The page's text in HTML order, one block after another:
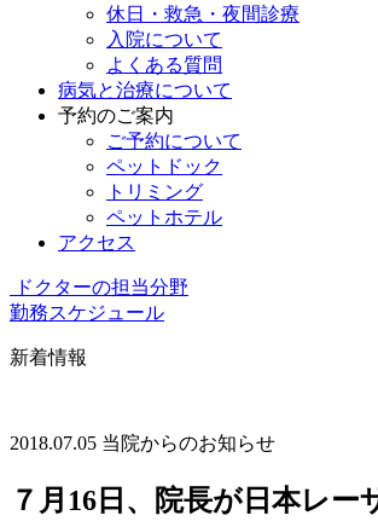
休日・救急・夜間診療
入院について
よくある質問
病気と治療について
予約のご案内
ご予約について
ペットドック
トリミング
ペットホテル
アクセス
ドクターの担当分野
勤務スケジュール
新着情報
2018.07.05 当院からのお知らせ
７月16日、院長が日本レー